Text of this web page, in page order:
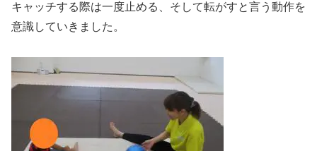
キャッチする際は一度止める、そして転がすと言う動作を
意識していきました。